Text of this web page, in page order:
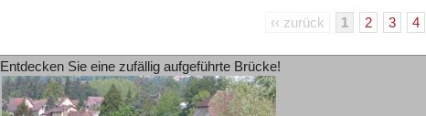
‹‹ zurück 1 2 3 4
Entdecken Sie eine zufällig aufgeführte Brücke!